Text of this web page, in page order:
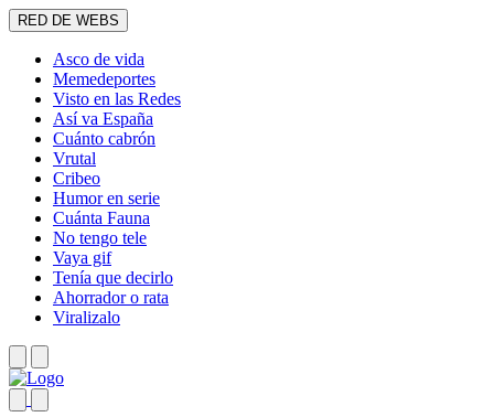
RED DE WEBS
Asco de vida
Memedeportes
Visto en las Redes
Así va España
Cuánto cabrón
Vrutal
Cribeo
Humor en serie
Cuánta Fauna
No tengo tele
Vaya gif
Tenía que decirlo
Ahorrador o rata
Viralizalo